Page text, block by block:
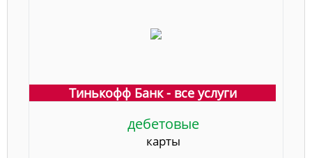
Тинькофф Банк - все услуги
дебетовые
карты